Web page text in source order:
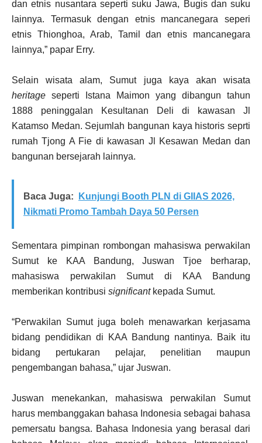
dan etnis nusantara seperti suku Jawa, Bugis dan suku
lainnya. Termasuk dengan etnis mancanegara seperi
etnis Thionghoa, Arab, Tamil dan etnis mancanegara
lainnya,” papar Erry.
Selain wisata alam, Sumut juga kaya akan wisata
heritage seperti Istana Maimon yang dibangun tahun
1888 peninggalan Kesultanan Deli di kawasan Jl
Katamso Medan. Sejumlah bangunan kaya historis seprti
rumah Tjong A Fie di kawasan Jl Kesawan Medan dan
bangunan bersejarah lainnya.
Baca Juga:
Kunjungi Booth PLN di GIIAS 2026,
Nikmati Promo Tambah Daya 50 Persen
Sementara pimpinan rombongan mahasiswa perwakilan
Sumut ke KAA Bandung, Juswan Tjoe berharap,
mahasiswa perwakilan Sumut di KAA Bandung
memberikan kontribusi significantkepada Sumut.
“Perwakilan Sumut juga boleh menawarkan kerjasama
bidang pendidikan di KAA Bandung nantinya. Baik itu
bidang pertukaran pelajar, penelitian maupun
pengembangan bahasa,” ujar Juswan.
Juswan menekankan, mahasiswa perwakilan Sumut
harus membanggakan bahasa Indonesia sebagai bahasa
pemersatu bangsa. Bahasa Indonesia yang berasal dari